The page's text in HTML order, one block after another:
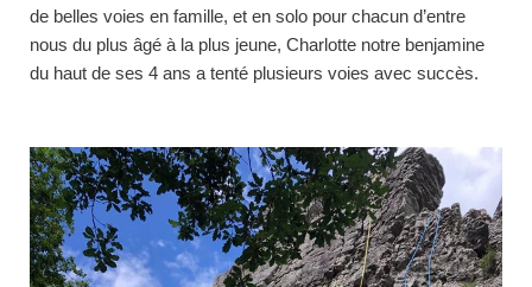
de belles voies en famille, et en solo pour chacun d’entre
nous du plus âgé à la plus jeune, Charlotte notre benjamine
du haut de ses 4 ans a tenté plusieurs voies avec succès.